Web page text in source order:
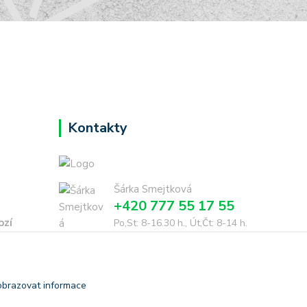
Kontakty
Šárka Smejtková
+420 777 55 17 55
Po,St: 8-16.30 h., Út,Čt: 8-14 h.
informace